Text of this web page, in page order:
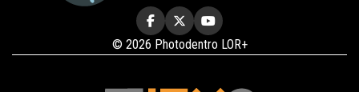
© 2026 Photodentro LOR+